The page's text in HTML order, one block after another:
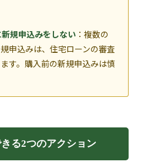
規申込みをしない：複数の
申込みは、住宅ローンの審査
す。購入前の新規申込みは慎
る2つのアクション